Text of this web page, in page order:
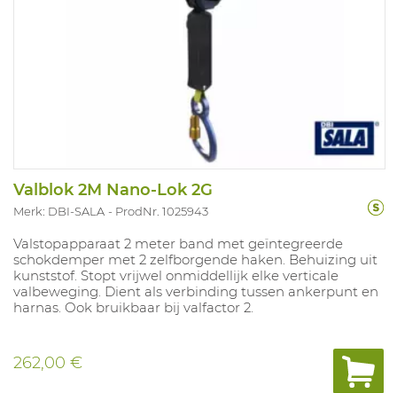
Valblok 2M Nano-Lok 2G
Merk: DBI-SALA ProdNr. 1025943
Valstopapparaat 2 meter band met geïntegreerde
schokdemper met 2 zelfborgende haken. Behuizing uit
kunststof. Stopt vrijwel onmiddellijk elke verticale
valbeweging. Dient als verbinding tussen ankerpunt en
harnas. Ook bruikbaar bij valfactor 2.
262,00 €